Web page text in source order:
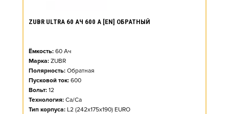
ZUBR ULTRA 60 АЧ 600 А [EN] ОБРАТНЫЙ
Ёмкость: 60 Ач
Марка: ZUBR
Полярность: Обратная
Пусковой ток: 600
Вольт: 12
Технология: Ca/Ca
Тип корпуса: L2 (242x175x190) EURO